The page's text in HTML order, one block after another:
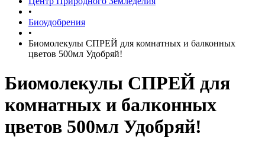
•
Биоудобрения
•
Биомолекулы СПРЕЙ для комнатных и балконных
цветов 500мл Удобряй!
Биомолекулы СПРЕЙ для
комнатных и балконных
цветов 500мл Удобряй!